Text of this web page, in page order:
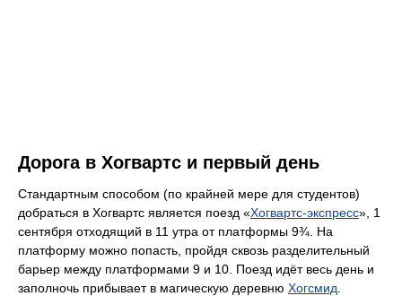
Дорога в Хогвартс и первый день
Стандартным способом (по крайней мере для студентов)
добраться в Хогвартс является поезд «Хогвартс-экспресс», 1
сентября отходящий в 11 утра от платформы 9¾. На
платформу можно попасть, пройдя сквозь разделительный
барьер между платформами 9 и 10. Поезд идёт весь день и
заполночь прибывает в магическую деревню Хогсмид